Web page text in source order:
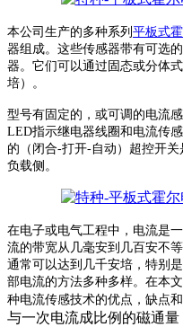
本公司生产的多种系列 平板式
器组成。这些传感器带有可选
器。它们可以通过固态或分体
培）。
型号有固定的，或可调的电流
LED指示继电器线圈和电流传
的（闭合-打开-自动）超控开
负载侧。
在电子或电气工程中，电流是
流的带宽从几毫安到几百安不
通常可以达到几千安培，特别
部电流的方法多种多样。在本
种电流传感技术的优点，缺点
与一次电流成比例的磁通